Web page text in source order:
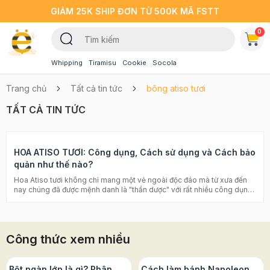
GIẢM 25K SHIP ĐƠN TỪ 500K MÃ FSTT
Whipping Tiramisu Cookie Socola
0
Trang chủ Tất cả tin tức bông atiso tươi
TẤT CẢ TIN TỨC
HOA ATISO TƯƠI: Công dụng, Cách sử dụng và Cách bảo
quản như thế nào?
Hoa Atiso tươi không chỉ mang một vẻ ngoài độc đáo mà từ xưa đến
nay chúng đã được mệnh danh là "thần dược" với rất nhiều công dụng
atiso tươi. Cùng chúng mình tìm hiểu nhé! Cách làm thạch găng thơm
ngon, mát lạnh giải nhiệt ngày hè Gợi ý các loại trà giảm cân vị đào
hot nhất mùa hè 2022 Công dụng của hoa atiso Hoa atiso được nhiều
chị em phụ nữ yêu chuộng nhờ công dụng tốt cho sức khỏe, có thể kể
Công thức xem nhiều